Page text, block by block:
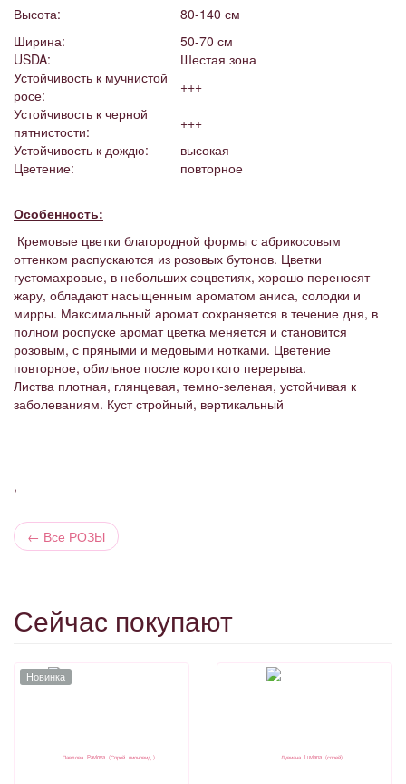
Высота:
80-140 см
Ширина:
50-70 см
USDA:
Шестая зона
Устойчивость к мучнистой
росе:
+++
Устойчивость к черной
пятнистости:
+++
Устойчивость к дождю:
высокая
Цветение:
повторное
Особенность:
Кремовые цветки благородной формы с абрикосовым
оттенком распускаются из розовых бутонов. Цветки
густомахровые, в небольших соцветиях, хорошо переносят
жару, обладают насыщенным ароматом аниса, солодки и
мирры. Максимальный аромат сохраняется в течение дня, в
полном роспуске аромат цветка меняется и становится
розовым, с пряными и медовыми нотками. Цветение
повторное, обильное после короткого перерыва.
Листва плотная, глянцевая, темно-зеленая, устойчивая к
заболеваниям. Куст стройный, вертикальный
,
← Все РОЗЫ
Сейчас покупают
Новинка